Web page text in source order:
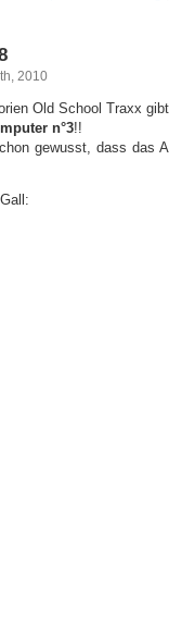
2010
Old School Traxx
n°3!!
gewusst, dass das